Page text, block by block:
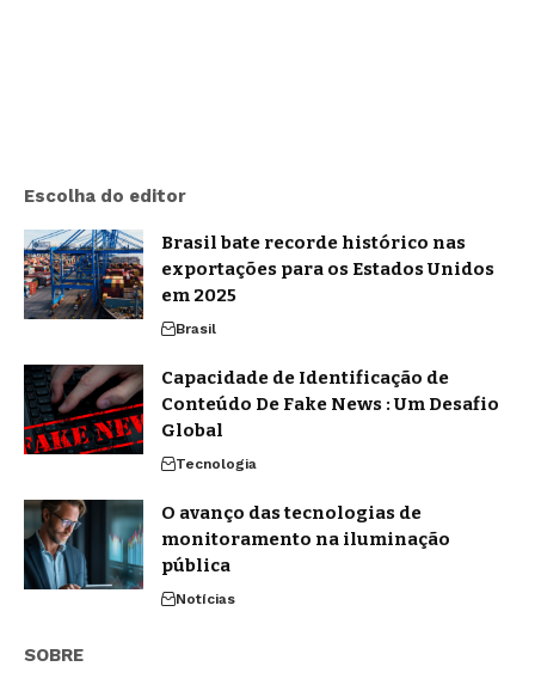
Escolha do editor
Brasil bate recorde histórico nas
exportações para os Estados Unidos
em 2025
Brasil
Capacidade de Identificação de
Conteúdo De Fake News : Um Desafio
Global
Tecnologia
O avanço das tecnologias de
monitoramento na iluminação
pública
Notícias
SOBRE